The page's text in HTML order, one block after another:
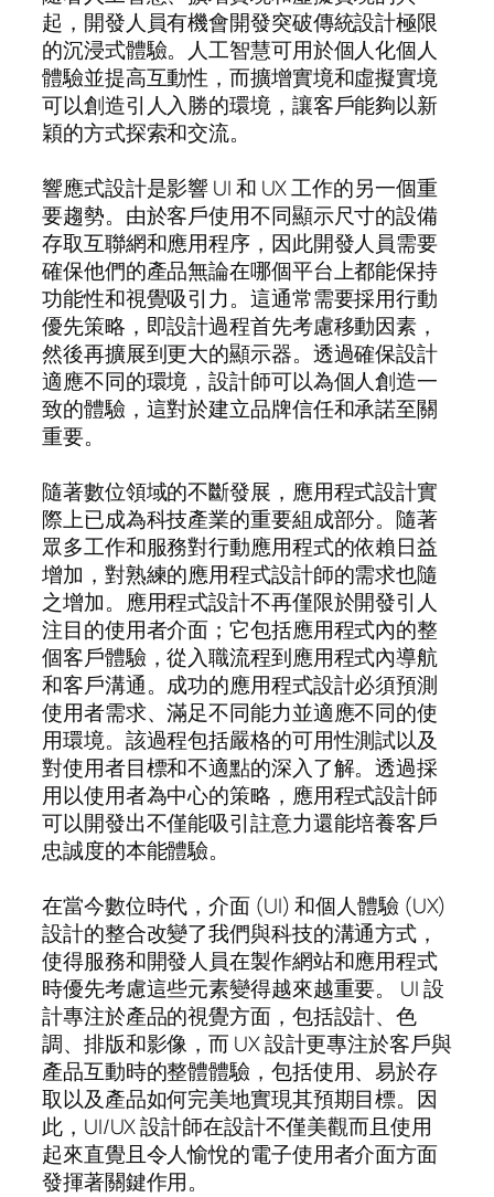
起，開發人員有機會開發突破傳統設計極限
的沉浸式體驗。人工智慧可用於個人化個人
體驗並提高互動性，而擴增實境和虛擬實境
可以創造引人入勝的環境，讓客戶能夠以新
穎的方式探索和交流。
響應式設計是影響 UI 和 UX 工作的另一個重
要趨勢。由於客戶使用不同顯示尺寸的設備
存取互聯網和應用程序，因此開發人員需要
確保他們的產品無論在哪個平台上都能保持
功能性和視覺吸引力。這通常需要採用行動
優先策略，即設計過程首先考慮移動因素，
然後再擴展到更大的顯示器。透過確保設計
適應不同的環境，設計師可以為個人創造一
致的體驗，這對於建立品牌信任和承諾至關
重要。
隨著數位領域的不斷發展，應用程式設計實
際上已成為科技產業的重要組成部分。隨著
眾多工作和服務對行動應用程式的依賴日益
增加，對熟練的應用程式設計師的需求也隨
之增加。應用程式設計不再僅限於開發引人
注目的使用者介面；它包括應用程式內的整
個客戶體驗，從入職流程到應用程式內導航
和客戶溝通。成功的應用程式設計必須預測
使用者需求、滿足不同能力並適應不同的使
用環境。該過程包括嚴格的可用性測試以及
對使用者目標和不適點的深入了解。透過採
用以使用者為中心的策略，應用程式設計師
可以開發出不僅能吸引註意力還能培養客戶
忠誠度的本能體驗。
在當今數位時代，介面 (UI) 和個人體驗 (UX)
設計的整合改變了我們與科技的溝通方式，
使得服務和開發人員在製作網站和應用程式
時優先考慮這些元素變得越來越重要。 UI 設
計專注於產品的視覺方面，包括設計、色
調、排版和影像，而 UX 設計更專注於客戶與
產品互動時的整體體驗，包括使用、易於存
取以及產品如何完美地實現其預期目標。因
此，UI/UX 設計師在設計不僅美觀而且使用
起來直覺且令人愉悅的電子使用者介面方面
發揮著關鍵作用。